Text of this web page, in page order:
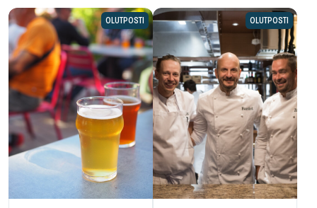
OLUTPOSTI OLUTPOSTI